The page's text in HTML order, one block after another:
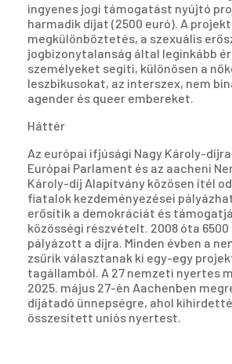
ingyenes jogi támogatást nyújtó
harmadik díjat (2500 euró). A
megkülönböztetés, a szexuális
jogbizonytalanság által leginkább
személyeket segíti, különösen a
leszbikusokat, az interszex, nem
agender és queer embereket.
Háttér
Az európai ifjúsági Nagy Károly-
Európai Parlament és az aacheni
Károly-díj Alapítvány közösen ítél
fiatalok kezdeményezései
erősítik a demokráciát és
közösségi részvételt. 2008 óta
pályázott a díjra. Minden évben a
zsűrik választanak ki egy-egy
tagállamból. A 27 nemzeti nyertes
2025. május 27-én Aachenben
díjátadó ünnepségre, ahol
összesített uniós nyertest.